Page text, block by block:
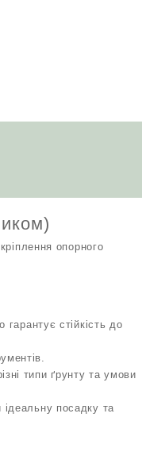
опорного
стійкість до
типи ґрунту та умови
посадку та